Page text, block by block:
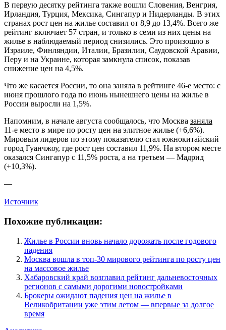
В первую десятку рейтинга также вошли Словения, Венгрия,
Ирландия, Турция, Мексика, Сингапур и Нидерланды. В этих
странах рост цен на жилье составил от 8,9 до 13,4%. Всего же
рейтинг включает 57 стран, и только в семи из них цены на
жилье в наблюдаемый период снизились. Это произошло в
Израиле, Финляндии, Италии, Бразилии, Саудовской Аравии,
Перу и на Украине, которая замкнула список, показав
снижение цен на 4,5%.
Что же касается России, то она заняла в рейтинге 46-е место: с
июня прошлого года по июнь нынешнего цены на жилье в
России выросли на 1,5%.
Напомним, в начале августа сообщалось, что Москва заняла
11-е место в мире по росту цен на элитное жилье (+6,6%).
Мировым лидеров по этому показателю стал южнокитайский
город Гуанчжоу, где рост цен составил 11,9%. На втором месте
оказался Сингапур с 11,5% роста, а на третьем — Мадрид
(+10,3%).
—
Источник
Похожие публикации:
Жилье в России вновь начало дорожать после годового
падения
Москва вошла в топ-30 мирового рейтинга по росту цен
на массовое жилье
Хабаровский край возглавил рейтинг дальневосточных
регионов с самыми дорогими новостройками
Брокеры ожидают падения цен на жилье в
Великобритании уже этим летом — впервые за долгое
время